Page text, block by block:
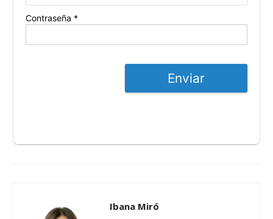
Contraseña *
Enviar
Ibana Miró